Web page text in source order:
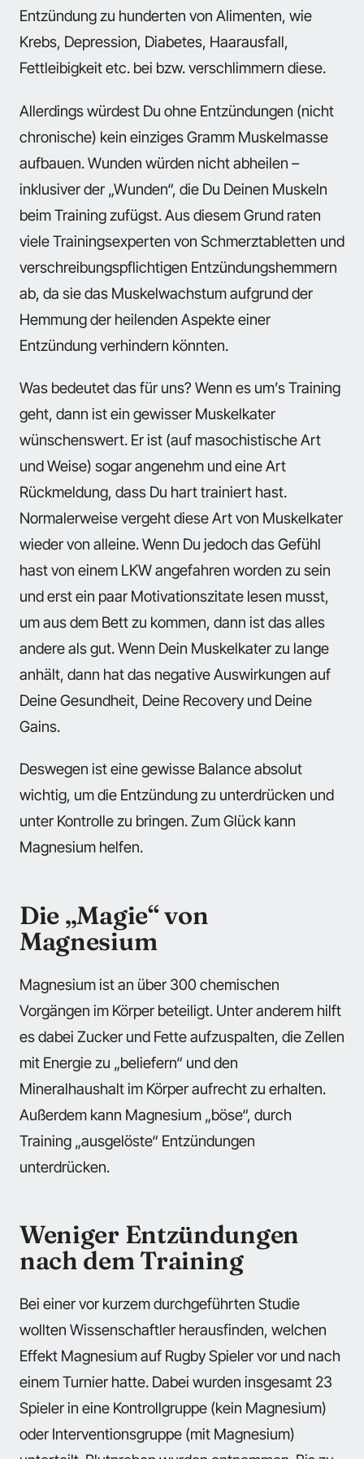
Entzündung zu hunderten von Alimenten, wie
Krebs, Depression, Diabetes, Haarausfall,
Fettleibigkeit etc. bei bzw. verschlimmern diese.
Allerdings würdest Du ohne Entzündungen (nicht
chronische) kein einziges Gramm Muskelmasse
aufbauen. Wunden würden nicht abheilen –
inklusiver der „Wunden“, die Du Deinen Muskeln
beim Training zufügst. Aus diesem Grund raten
viele Trainingsexperten von Schmerztabletten und
verschreibungspflichtigen Entzündungshemmern
ab, da sie das Muskelwachstum aufgrund der
Hemmung der heilenden Aspekte einer
Entzündung verhindern könnten.
Was bedeutet das für uns? Wenn es um’s Training
geht, dann ist ein gewisser Muskelkater
wünschenswert. Er ist (auf masochistische Art
und Weise) sogar angenehm und eine Art
Rückmeldung, dass Du hart trainiert hast.
Normalerweise vergeht diese Art von Muskelkater
wieder von alleine. Wenn Du jedoch das Gefühl
hast von einem LKW angefahren worden zu sein
und erst ein paar Motivationszitate lesen musst,
um aus dem Bett zu kommen, dann ist das alles
andere als gut. Wenn Dein Muskelkater zu lange
anhält, dann hat das negative Auswirkungen auf
Deine Gesundheit, Deine Recovery und Deine
Gains.
Deswegen ist eine gewisse Balance absolut
wichtig, um die Entzündung zu unterdrücken und
unter Kontrolle zu bringen. Zum Glück kann
Magnesium helfen.
Die „Magie“ von
Magnesium
Magnesium ist an über 300 chemischen
Vorgängen im Körper beteiligt. Unter anderem hilft
es dabei Zucker und Fette aufzuspalten, die Zellen
mit Energie zu „beliefern“ und den
Mineralhaushalt im Körper aufrecht zu erhalten.
Außerdem kann Magnesium „böse“, durch
Training „ausgelöste“ Entzündungen
unterdrücken.
Weniger Entzündungen
nach dem Training
Bei einer vor kurzem durchgeführten Studie
wollten Wissenschaftler herausfinden, welchen
Effekt Magnesium auf Rugby Spieler vor und nach
einem Turnier hatte. Dabei wurden insgesamt 23
Spieler in eine Kontrollgruppe (kein Magnesium)
oder Interventionsgruppe (mit Magnesium)